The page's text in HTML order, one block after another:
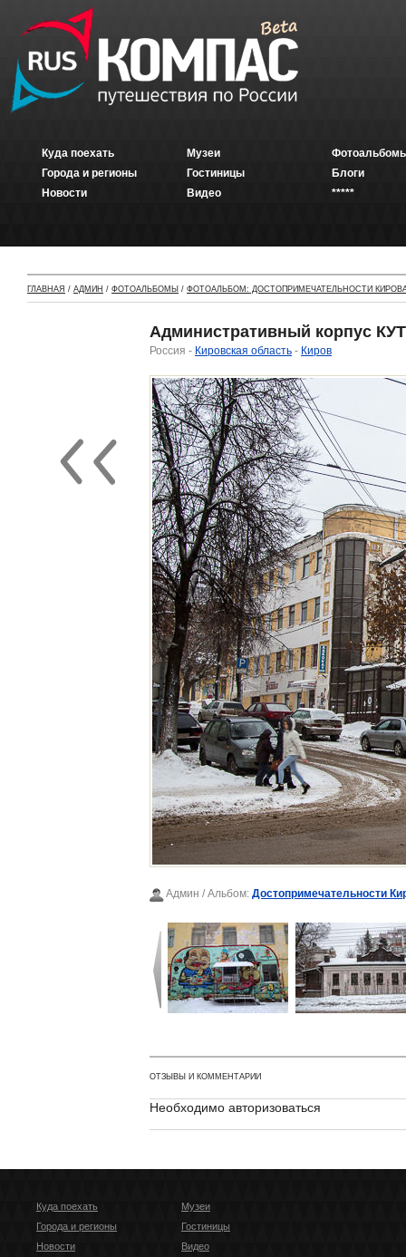
Куда поехать
Города и регионы
Новости
Музеи
Гостиницы
Видео
Блоги
*****
ГЛАВНАЯ / АДМИН / ФОТОАЛЬБОМЫ / ФОТОАЛЬБОМ: ДОСТОПРИМЕЧАТЕЛЬНОСТИ
Административный корпус
Россия - Кировская область - Киров
Админ / Альбом: Достопримечательности
ОТЗЫВЫ И КОММЕНТАРИИ
Необходимо авторизоваться
Куда поехать
Города и регионы
Новости
Музеи
Гостиницы
Видео